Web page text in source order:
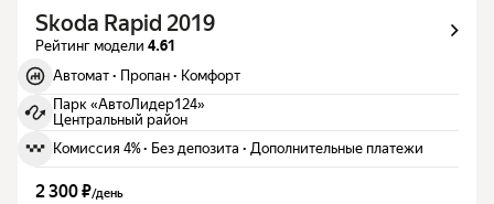
Skoda Rapid 2019
Рейтинг модели 4.61
Автомат · Пропан · Комфорт
Парк «АвтоЛидер124»
Центральный район
Комиссия 4%· Без депозита · Дополнительные платежи
2 300 ₽/день